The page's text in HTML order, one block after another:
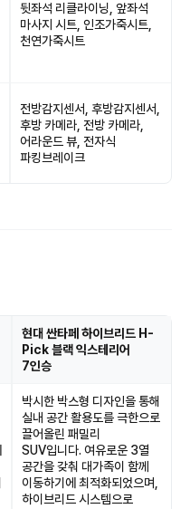
뒷좌석 리클라이닝, 앞좌석
마사지 시트, 인조가죽시트,
천연가죽시트
전방감지센서, 후방감지센서,
후방 카메라, 전방 카메라,
어라운드 뷰, 전자식
파킹브레이크
현대 싼타페 하이브리드 H-
Pick 블랙 익스테리어
7인승
박시한 박스형 디자인을 통해
실내 공간 활용도를 극한으로
끌어올린 패밀리
SUV입니다. 여유로운 3열
공간을 갖춰 대가족이 함께
이동하기에 최적화되었으며,
하이브리드 시스템으로